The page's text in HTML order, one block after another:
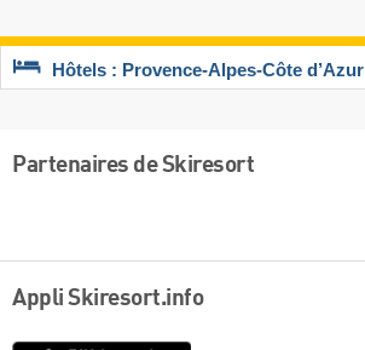
Hôtels : Provence-Alpes-Côte d’Azur
Partenaires de Skiresort
Appli Skiresort.info